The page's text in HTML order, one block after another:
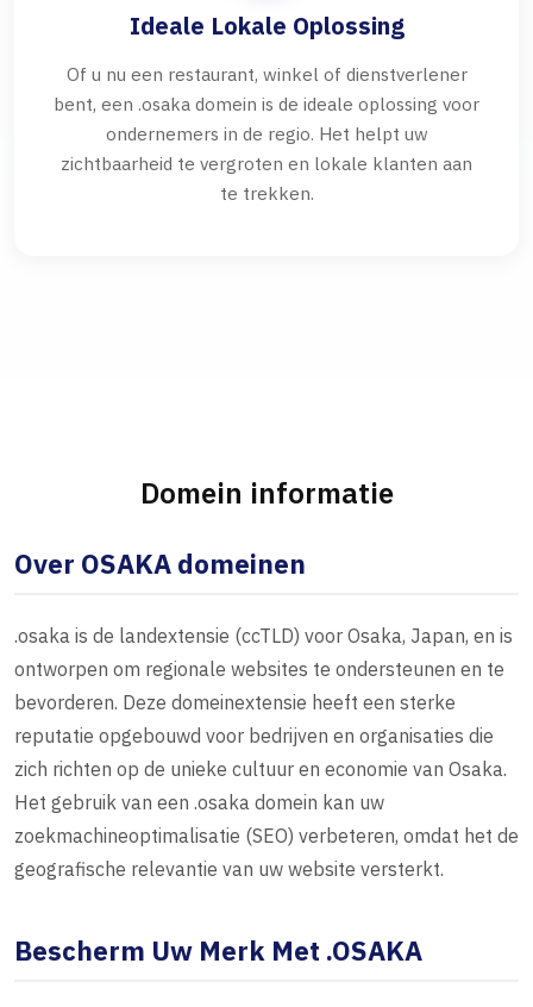
Ideale Lokale Oplossing
Of u nu een restaurant, winkel of dienstverlener
bent, een .osaka domein is de ideale oplossing voor
ondernemers in de regio. Het helpt uw
zichtbaarheid te vergroten en lokale klanten aan
te trekken.
Domein informatie
Over OSAKA domeinen
.osaka is de landextensie (ccTLD) voor Osaka, Japan, en is
ontworpen om regionale websites te ondersteunen en te
bevorderen. Deze domeinextensie heeft een sterke
reputatie opgebouwd voor bedrijven en organisaties die
zich richten op de unieke cultuur en economie van Osaka.
Het gebruik van een .osaka domein kan uw
zoekmachineoptimalisatie (SEO) verbeteren, omdat het de
geografische relevantie van uw website versterkt.
Bescherm Uw Merk Met .OSAKA